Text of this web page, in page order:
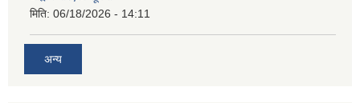
मिति: 06/18/2026 - 14:11
अन्य